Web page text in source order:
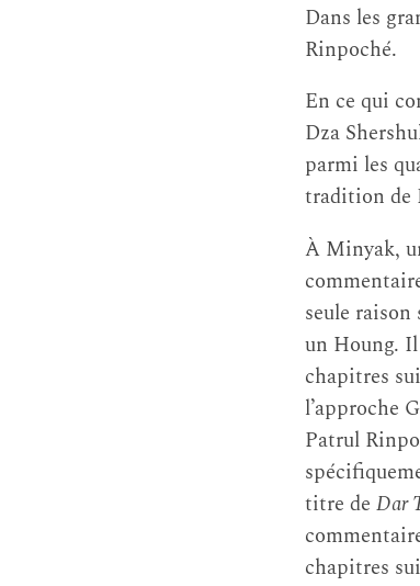
Dans les
Rinpoché.
En ce qui
Dza
parmi les
tradition de
À Minyak,
seule
un Houng.
chapitres
l’approche
Patrul
titre de Dar
chapitres